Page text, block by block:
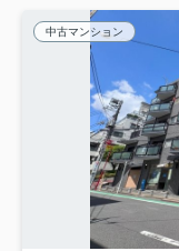
中古マンション